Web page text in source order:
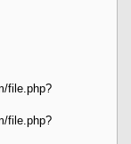
file.php?
file.php?